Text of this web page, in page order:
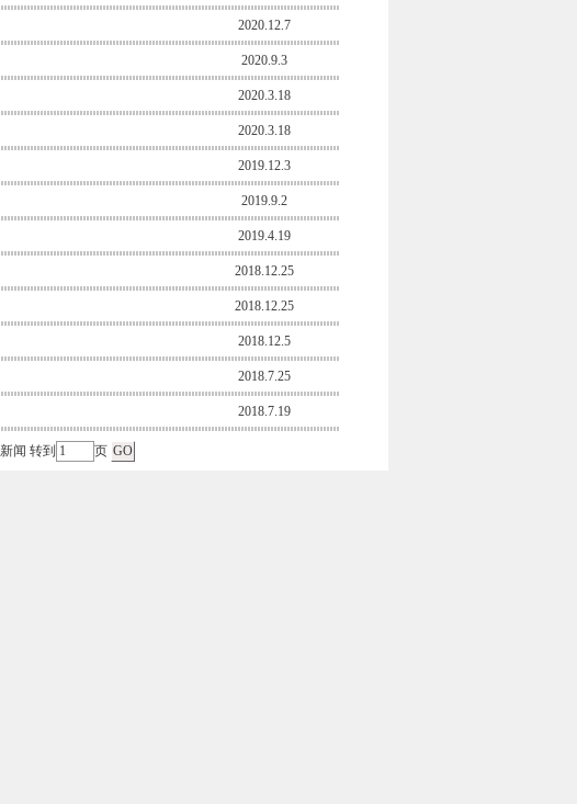
2020.12.7
2020.9.3
2020.3.18
2020.3.18
2019.12.3
2019.9.2
2019.4.19
2018.12.25
2018.12.25
2018.12.5
2018.7.25
2018.7.19
闻 转到 页